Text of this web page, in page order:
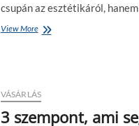
c
a
h
z
csupán az esztétikáról,
View MoreA
z
í
v
VÁSÁRLÁS
3 szempont, ami